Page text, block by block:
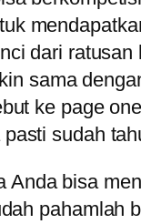
dari
sama
ke page
sudah
bisa